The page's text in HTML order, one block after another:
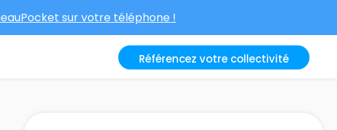
sur votre téléphone !
Référencez votre collectivité